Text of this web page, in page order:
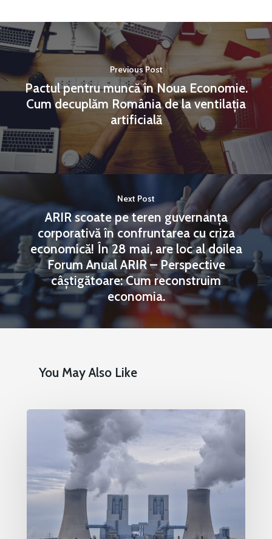
Previous Post
Pactul pentru muncă în Noua Economie.
Cum decuplăm România de la ventilația
artificială
Next Post
ARIR scoate pe teren guvernanța
corporativă în confruntarea cu criza
economică! În 28 mai, are loc al doilea
Forum Anual ARIR – Perspective
câștigătoare: Cum reconstruim
economia.
You May Also Like